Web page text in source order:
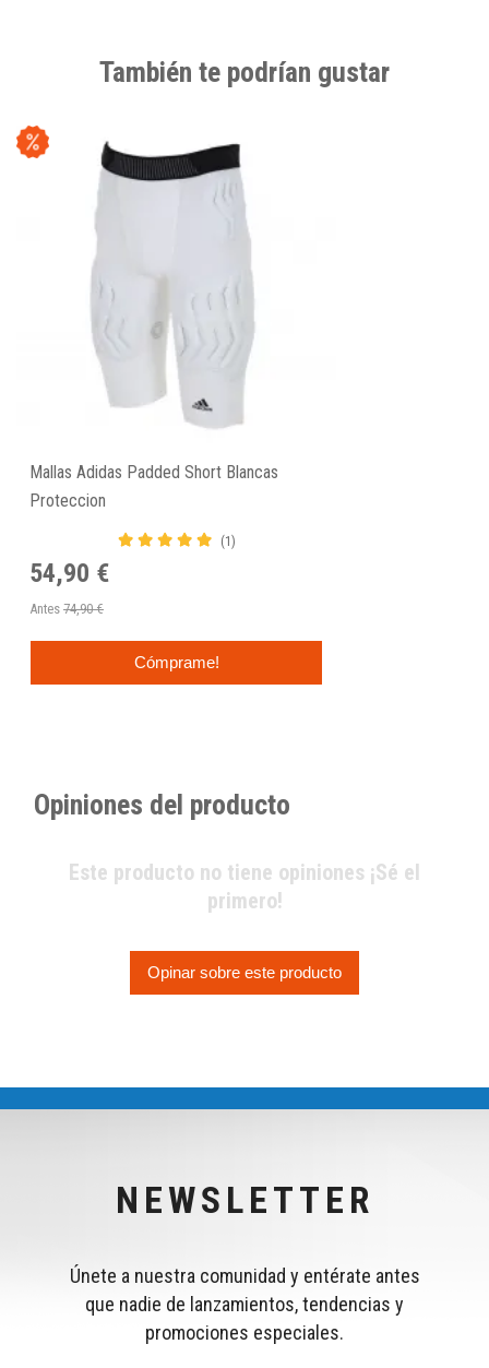
También te podrían gustar
Mallas Adidas Padded Short Blancas
Proteccion
(1)
54,90 €
Antes 74,90 €
Cómprame!
Opiniones del producto
Este producto no tiene opiniones ¡Sé el
primero!
Opinar sobre este producto
NEWSLETTER
Únete a nuestra comunidad y entérate antes
que nadie de lanzamientos, tendencias y
promociones especiales.